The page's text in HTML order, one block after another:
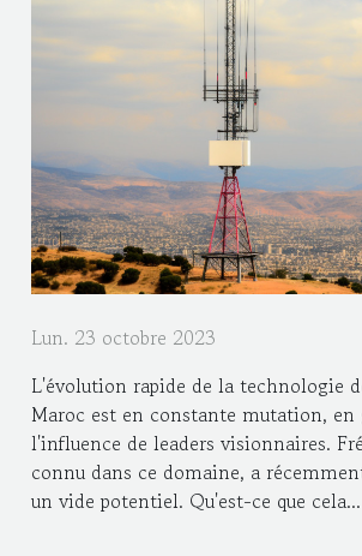
Lun. 23 octobre 2023
L'évolution rapide de la technologie
Maroc est en constante mutation, en
l'influence de leaders visionnaires.
connu dans ce domaine, a
un vide potentiel. Qu'est-ce que cela...